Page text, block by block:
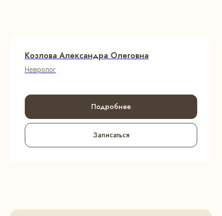
Козлова Александра Олеговна
Невролог
Подробнее
Записаться